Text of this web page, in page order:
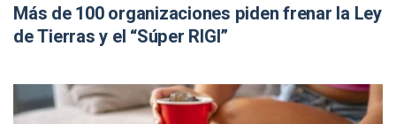
Más de 100 organizaciones piden frenar la Ley
de Tierras y el “Súper RIGI”